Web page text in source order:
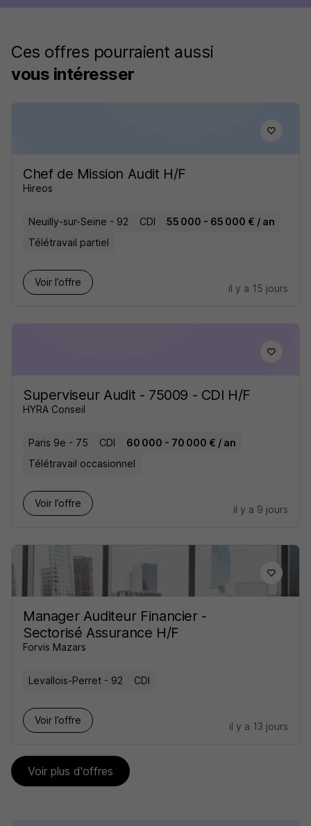
Ces offres pourraient aussi
vous intéresser
Chef de Mission Audit H/F
Hireos
Neuilly-sur-Seine - 92 CDI
55 000 - 65 000 € / an
Télétravail partiel
Voir l’offre
il y a 15 jours
Superviseur Audit - 75009 - CDI H/F
HYRA Conseil
Paris 9e - 75 CDI
60 000 - 70 000 € / an
Télétravail occasionnel
Voir l’offre
il y a 9 jours
Manager Auditeur Financier -
Sectorisé Assurance H/F
Forvis Mazars
Levallois-Perret - 92 CDI
Voir l’offre
il y a 13 jours
Voir plus d'offres